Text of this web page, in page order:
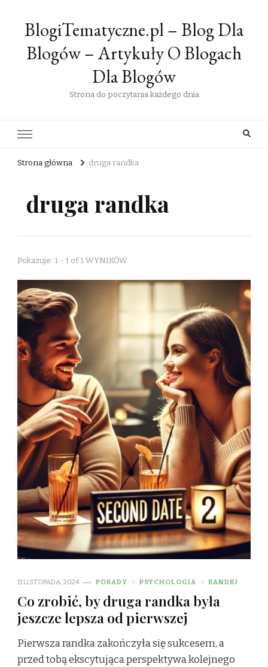
BlogiTematyczne.pl – Blog Dla
Blogów – Artykuły O Blogach
Dla Blogów
Strona do poczytania każdego dnia
Strona główna druga randka
druga randka
Pokazuje: 1 - 1 of 1 WYNIKÓW
11 LISTOPADA, 2024 PORADY PSYCHOLOGIA RANDKI
Co zrobić, by druga randka była
jeszcze lepsza od pierwszej
Pierwsza randka zakończyła się sukcesem, a
przed tobą ekscytująca perspektywa kolejnego